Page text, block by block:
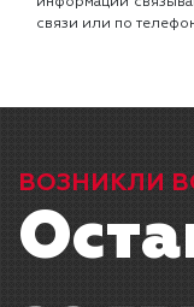
связи или по
ВОЗНИКЛИ